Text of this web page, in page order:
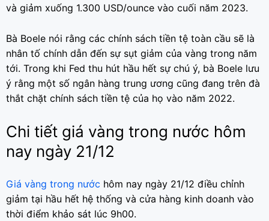
và giảm xuống 1.300 USD/ounce vào cuối năm 2023.
Bà Boele nói rằng các chính sách tiền tệ toàn cầu sẽ là
nhân tố chính dẫn đến sự sụt giảm của vàng trong năm
tới. Trong khi Fed thu hút hầu hết sự chú ý, bà Boele lưu
ý rằng một số ngân hàng trung ương cũng đang trên đà
thắt chặt chính sách tiền tệ của họ vào năm 2022.
Chi tiết giá vàng trong nước hôm
nay ngày 21/12
Giá vàng trong nước hôm nay ngày 21/12 điều chỉnh
giảm tại hầu hết hệ thống và cửa hàng kinh doanh vào
thời điểm khảo sát lúc 9h00.